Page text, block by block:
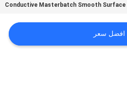
Conductive Masterbatch Smooth Surface
افضل سعر